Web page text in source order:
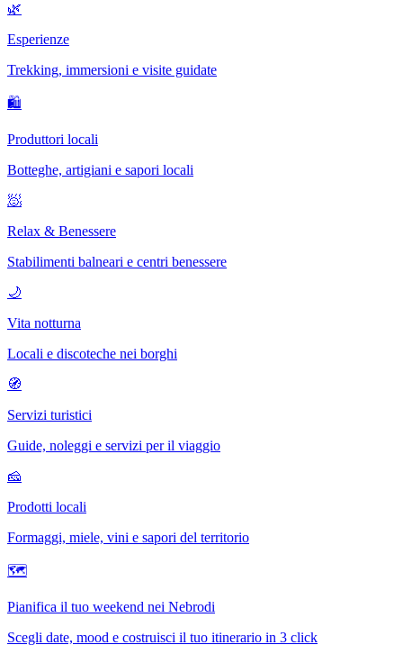
🌿
Esperienze
Trekking, immersioni e visite guidate
🛍
Produttori locali
Botteghe, artigiani e sapori locali
🧖
Relax & Benessere
Stabilimenti balneari e centri benessere
🌙
Vita notturna
Locali e discoteche nei borghi
🧭
Servizi turistici
Guide, noleggi e servizi per il viaggio
🧀
Prodotti locali
Formaggi, miele, vini e sapori del territorio
🗺
Pianifica il tuo weekend nei Nebrodi
Scegli date, mood e costruisci il tuo itinerario in 3 click